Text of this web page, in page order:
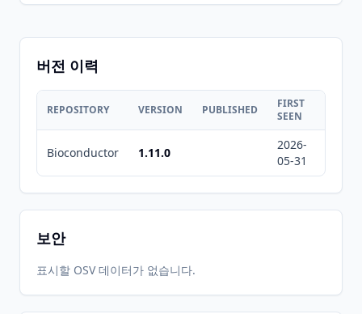
버전 이력
REPOSITORY VERSION PUBLISHED
FIRST
SEEN
Bioconductor 1.11.0
2026-
05-31
보안
표시할 OSV 데이터가 없습니다.